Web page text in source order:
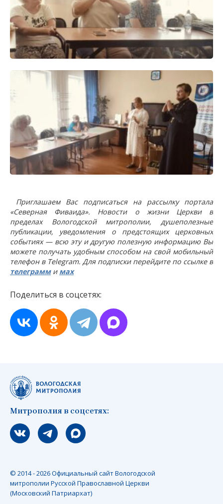
Приглашаем Вас подписаться на рассылку портала
«Северная Фиваида». Новости о жизни Церкви в
пределах Вологодской митрополии, душеполезные
публикации, уведомления о предстоящих церковных
событиях — всю эту и другую полезную информацию Вы
можете получать удобным способом на свой мобильный
телефон в Telegram. Для подписки перейдите по ссылке в
телеграмми мах
Поделиться в соцсетях:
Митрополия в соцсетях:
Мы вконтакте
Мы в telegram
Мы в Макс
© 2014 - 2026 Официальный сайт Вологодской
митрополии Русской Православной Церкви
(Московский Патриархат)